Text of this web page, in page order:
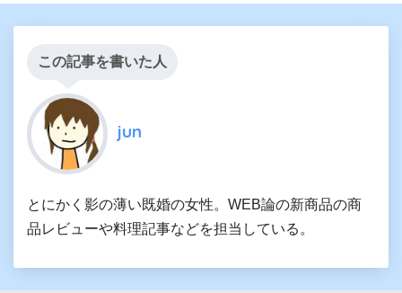
この記事を書いた人
jun
とにかく影の薄い既婚の女性。WEB論の新商品の商
品レビューや料理記事などを担当している。